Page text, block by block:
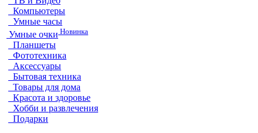
Компьютеры
Умные часы
Умные очки Новинка
Планшеты
Фототехника
Аксессуары
Бытовая техника
Товары для дома
Красота и здоровье
Хобби и развлечения
Подарки